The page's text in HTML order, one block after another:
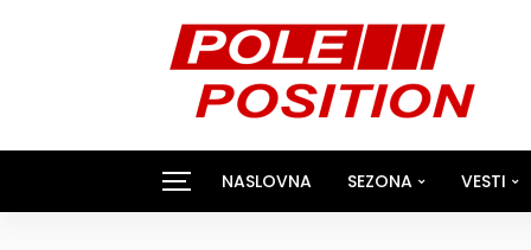
NASLOVNA SEZONA VESTI